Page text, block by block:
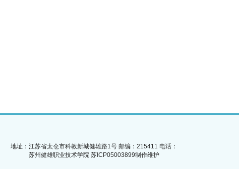
地址：江苏省太仓市科教新城健雄路1号 邮编：215411 电话：
苏州健雄职业技术学院 苏ICP05003899制作维护